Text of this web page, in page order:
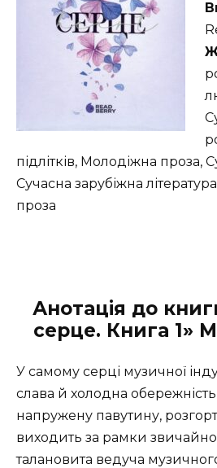
підлітків, Молодіжна проза,
Сучасна зарубіжна
проза
Анотація до
серце. Книга 1»
У самому серці музичної
слава й холодна обережність
напружену павутину,
виходить за рамки
талановита ведуча